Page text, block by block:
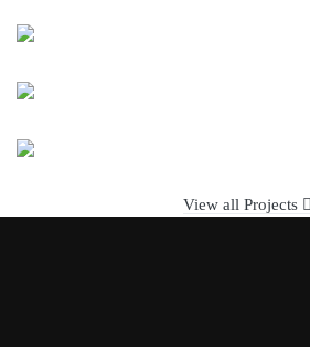
View all Projects